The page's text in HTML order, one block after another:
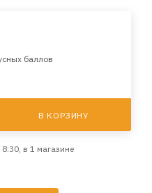
баллов
В КОРЗИНУ
в 1 магазине